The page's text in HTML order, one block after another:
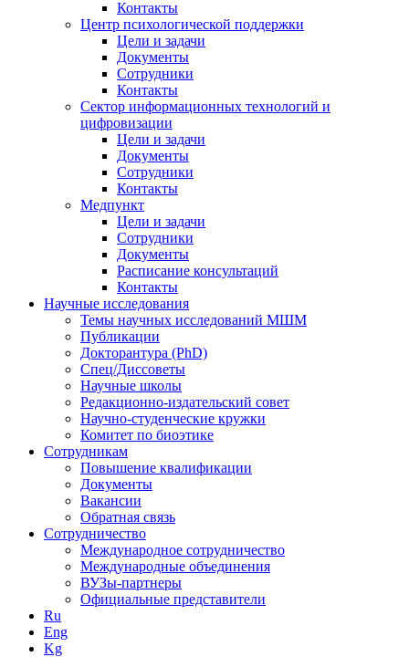
Контакты
Центр психологической поддержки
Цели и задачи
Документы
Сотрудники
Контакты
Сектор информационных технологий и
цифровизации
Цели и задачи
Документы
Сотрудники
Контакты
Медпункт
Цели и задачи
Сотрудники
Документы
Расписание консультаций
Контакты
Научные исследования
Темы научных исследований МШМ
Публикации
Докторантура (PhD)
Спец/Диссоветы
Научные школы
Редакционно-издательский совет
Научно-студенческие кружки
Комитет по биоэтике
Сотрудникам
Повышение квалификации
Документы
Вакансии
Обратная связь
Сотрудничество
Международное сотрудничество
Международные объединения
ВУЗы-партнеры
Официальные представители
Ru
Eng
Kg